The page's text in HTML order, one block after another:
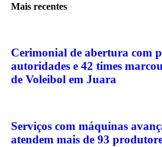
Mais recentes
Cerimonial de abertura com
autoridades e 42 times
de Voleibol em Juara
Serviços com máquinas
atendem mais de 93